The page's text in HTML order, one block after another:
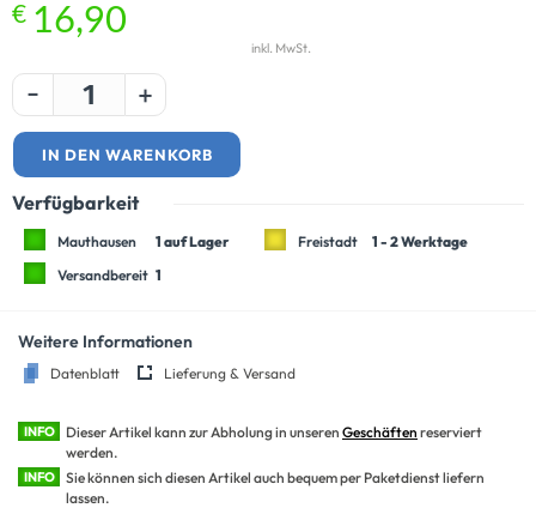
€ 16,90
inkl. MwSt.
- +
IN DEN WARENKORB
Weitere Informationen
Datenblatt Lieferung & Versand
INFO Dieser Artikel kann zur Abholung in unseren Geschäften reserviert
werden.
INFO
Sie können sich diesen Artikel auch bequem per Paketdienst liefern
lassen.
Verfügbarkeit
Mauthausen 1 auf Lager Freistadt
1 - 2 Werktage
Versandbereit 1